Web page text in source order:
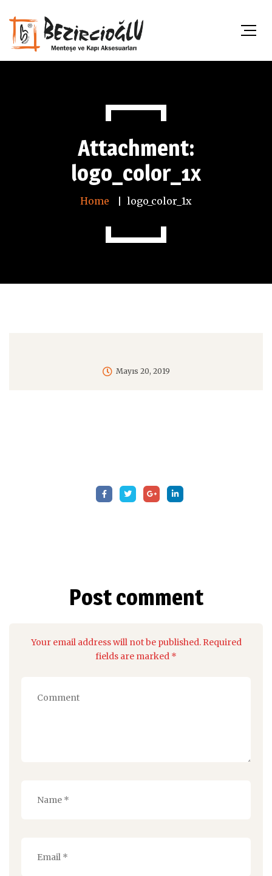
Attachment:
logo_color_1x
Home logo_color_1x
Mayıs 20, 2019
Post comment
Your email address will not be published. Required
fields are marked *